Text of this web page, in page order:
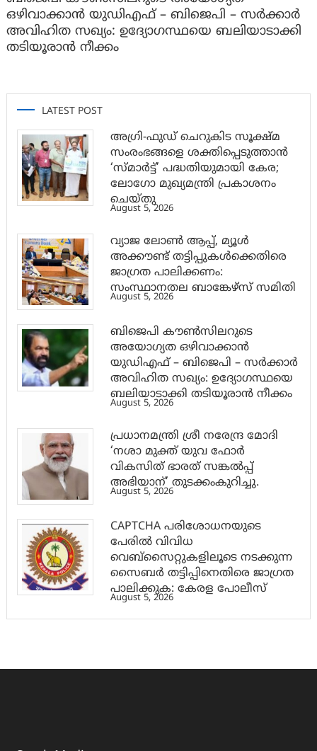
ഒഴിവാക്കാൻ യുഡിഎഫ് – ബിജെപി – സർക്കാർ
അവിഹിത സഖ്യം: ഉദ്യോഗസ്ഥയെ ബലിയാടാക്കി
തടിയൂരാൻ നീക്കം
LATEST POST
അഗ്രി-ഫുഡ് ചെറുകിട സൂക്ഷ്മ
സംരംഭങ്ങളെ ശക്തിപ്പെടുത്താന്‍
‘സ്മാര്‍ട്ട്’ പദ്ധതിയുമായി കേര;
ലോഗോ മുഖ്യമന്ത്രി പ്രകാശനം
ചെയ്തു
August 5, 2026
വ്യാജ ലോൺ ആപ്പ്, മ്യൂൾ
അക്കൗണ്ട് തട്ടിപ്പുകൾക്കെതിരെ
ജാ​ഗ്രത പാലിക്കണം:
സംസ്ഥാനതല ബാങ്കേഴ്സ് സമിതി
August 5, 2026
ബിജെപി കൗൺസിലറുടെ
അയോഗ്യത ഒഴിവാക്കാൻ
യുഡിഎഫ് – ബിജെപി – സർക്കാർ
അവിഹിത സഖ്യം: ഉദ്യോഗസ്ഥയെ
ബലിയാടാക്കി തടിയൂരാൻ നീക്കം
August 5, 2026
പ്രധാനമന്ത്രി ശ്രീ നരേന്ദ്ര മോദി
‘നശാ മുക്ത് യുവ ഫോർ
വികസിത് ഭാരത് സങ്കൽപ്പ്
അഭിയാന്’ തുടക്കംകുറിച്ചു.
August 5, 2026
CAPTCHA പരിശോധനയുടെ
പേരില്‍ വിവിധ
വെബ്സൈറ്റുകളിലൂടെ നടക്കുന്ന
സൈബര്‍ തട്ടിപ്പിനെതിരെ ജാഗ്രത
പാലിക്കുക: കേരള പോലീസ്
August 5, 2026